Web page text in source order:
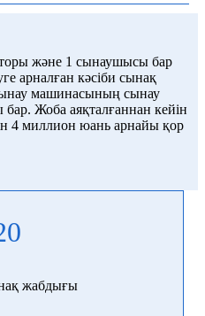
және 1 сынаушысы бар
арналған кәсіби сынақ
машинасының сынау
Жоба аяқталғаннан кейін
4 миллион юань арнайы қор
жабдығы